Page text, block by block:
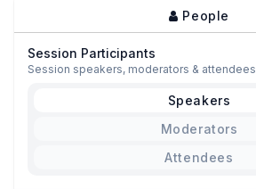
People
Session Participants
Session speakers, moderators & attendees
Speakers
Moderators
Attendees